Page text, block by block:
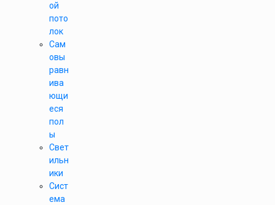
ой
пото
лок
Сам
овы
равн
ива
ющи
еся
пол
ы
Свет
ильн
ики
Сист
ема